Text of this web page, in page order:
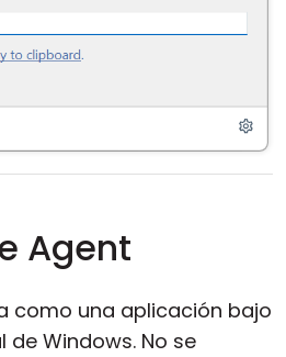
Agent
como una aplicación bajo
de Windows. No se